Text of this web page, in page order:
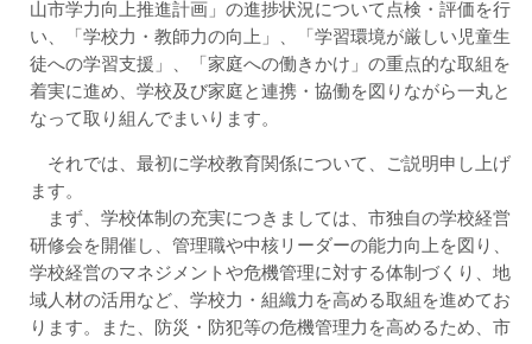
山市学力向上推進計画」の進捗状況について点検・評価を行
い、「学校力・教師力の向上」、「学習環境が厳しい児童生
徒への学習支援」、「家庭への働きかけ」の重点的な取組を
着実に進め、学校及び家庭と連携・協働を図りながら一丸と
なって取り組んでまいります。
それでは、最初に学校教育関係について、ご説明申し上げ
ます。
まず、学校体制の充実につきましては、市独自の学校経営
研修会を開催し、管理職や中核リーダーの能力向上を図り、
学校経営のマネジメントや危機管理に対する体制づくり、地
域人材の活用など、学校力・組織力を高める取組を進めてお
ります。また、防災・防犯等の危機管理力を高めるため、市